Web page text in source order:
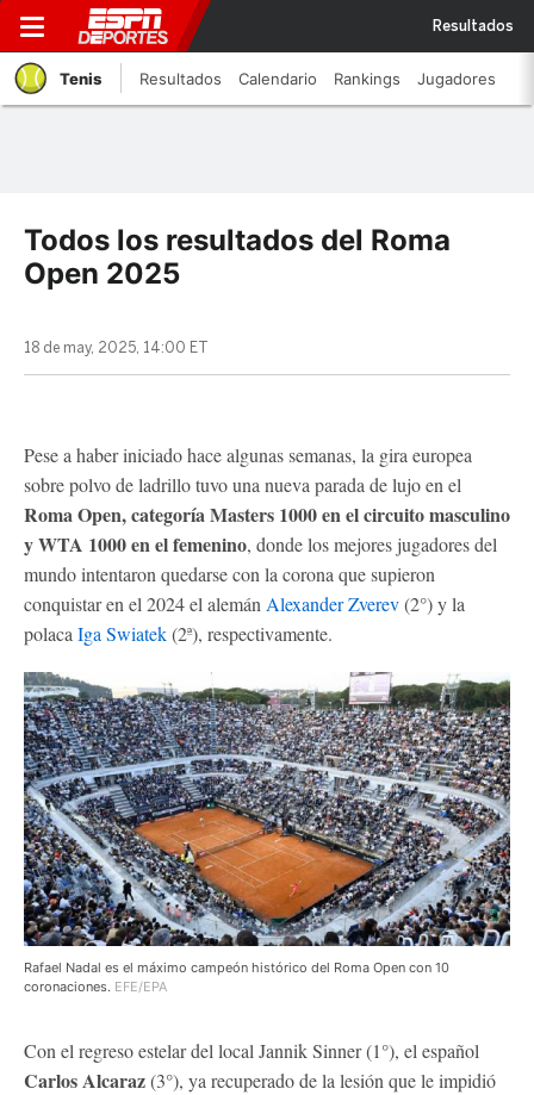
Resultados
Tenis Resultados Calendario Rankings Jugadores
Todos los resultados del Roma
Open 2025
18 de may, 2025, 14:00 ET
Pese a haber iniciado hace algunas semanas, la gira europea
sobre polvo de ladrillo tuvo una nueva parada de lujo en el
Roma Open, categoría Masters 1000 en el circuito masculino
y WTA 1000 en el femenino, donde los mejores jugadores del
mundo intentaron quedarse con la corona que supieron
conquistar en el 2024 el alemán Alexander Zverev(2°) y la
polaca Iga Swiatek(2ª), respectivamente.
Rafael Nadal es el máximo campeón histórico del Roma Open con 10
coronaciones. EFE/EPA
Con el regreso estelar del local Jannik Sinner (1°), el español
Carlos Alcaraz(3°), ya recuperado de la lesión que le impidió